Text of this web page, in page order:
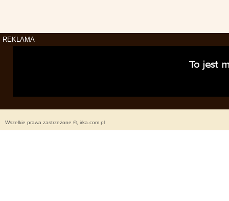
REKLAMA
Wszelkie prawa zastrzeżone ©, irka.com.pl